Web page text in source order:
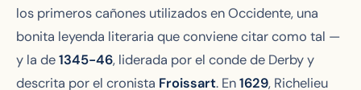
los primeros cañones utilizados en Occidente, una
bonita leyenda literaria que conviene citar como tal —
y la de1345-46, liderada por el conde de Derby y
descrita por el cronista Froissart. En1629, Richelieu